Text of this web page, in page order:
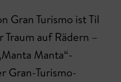
Gran Turismo ist Til
auf Rädern –
Manta“-
Gran-Turismo-